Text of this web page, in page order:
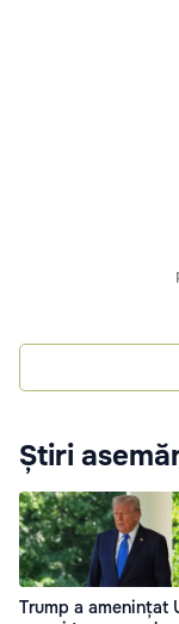
Știri
Trump a amenințat